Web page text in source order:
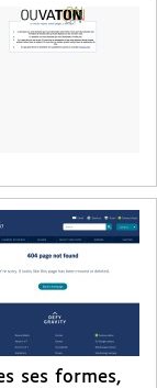
ses formes,